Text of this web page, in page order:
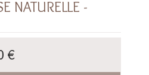
NATURELLE -
€